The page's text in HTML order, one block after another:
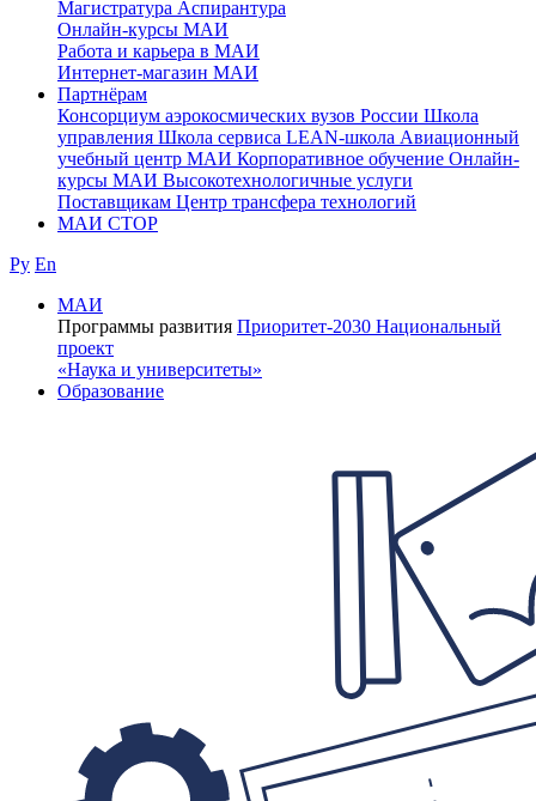
Магистратура Аспирантура
Онлайн-курсы МАИ
Работа и карьера в МАИ
Интернет-магазин МАИ
Партнёрам
Консорциум аэрокосмических вузов России Школа
управления Школа сервиса LEAN-школа Авиационный
учебный центр МАИ Корпоративное обучение Онлайн-
курсы МАИ Высокотехнологичные услуги
Поставщикам Центр трансфера технологий
МАИ СТОР
Ру En
МАИ
Программы развития Приоритет-2030 Национальный
проект
«Наука и университеты»
Образование